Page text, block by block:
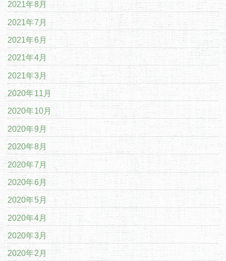
2021年8月
2021年7月
2021年6月
2021年4月
2021年3月
2020年11月
2020年10月
2020年9月
2020年8月
2020年7月
2020年6月
2020年5月
2020年4月
2020年3月
2020年2月